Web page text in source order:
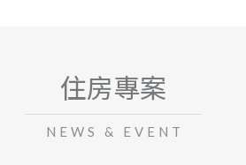
住房專案
NEWS & EVENT